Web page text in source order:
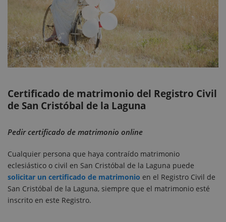
Certificado de matrimonio del Registro Civil
de San Cristóbal de la Laguna
Pedir certificado de matrimonio online
Cualquier persona que haya contraído matrimonio
eclesiástico o civil en San Cristóbal de la Laguna puede
solicitar un certificado de matrimonio en el Registro Civil de
San Cristóbal de la Laguna, siempre que el matrimonio esté
inscrito en este Registro.